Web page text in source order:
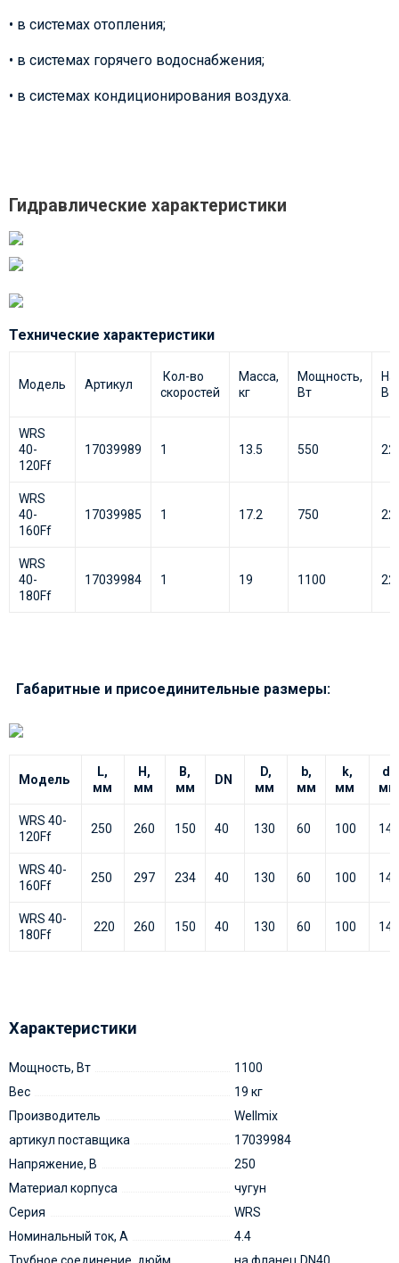
• в системах отопления;
• в системах горячего водоснабжения;
• в системах кондиционирования воздуха.
Гидравлические характеристики
Технические характеристики
Модель Артикул
Кол-во
скоростей
Масса,
кг
Мощность,
Вт
В
WRS
40-
120Ff
17039989 1 13.5 550
WRS
40-
160Ff
17039985 1 17.2 750
WRS
40-
180Ff
17039984 1 19 1100
Габаритные и присоединительные размеры:
Модель
L,
мм
H,
мм
B,
мм
DN
D,
мм
b,
мм
k,
мм
d,
мм
WRS 40-
120Ff
250 260 150 40 130 60 100 14
WRS 40-
160Ff
250 297 234 40 130 60 100 14
WRS 40-
180Ff
220 260 150 40 130 60 100 14
Характеристики
Мощность, Вт
1100
Вес
19 кг
Производитель
Wellmix
артикул поставщика
17039984
Напряжение, В
250
Материал корпуса
чугун
Серия
WRS
Номинальный ток, А
4.4